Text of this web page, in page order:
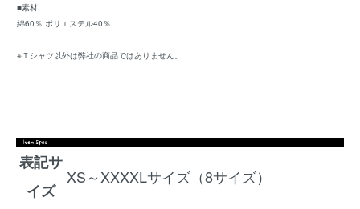
■素材
綿60％ ポリエステル40％
※Ｔシャツ以外は弊社の商品ではありません。
表記サ
イズ
XS～XXXXLサイズ（8サイズ）